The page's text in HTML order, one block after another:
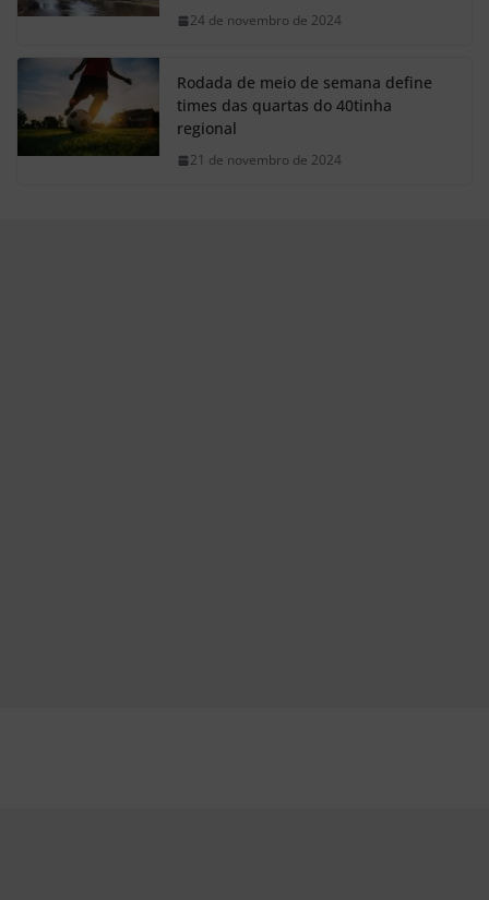
24 de novembro de 2024
Rodada de meio de semana define
times das quartas do 40tinha
regional
21 de novembro de 2024